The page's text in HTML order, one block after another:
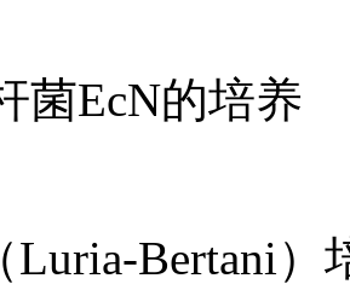
菌EcN的培养
Luria-Bertani